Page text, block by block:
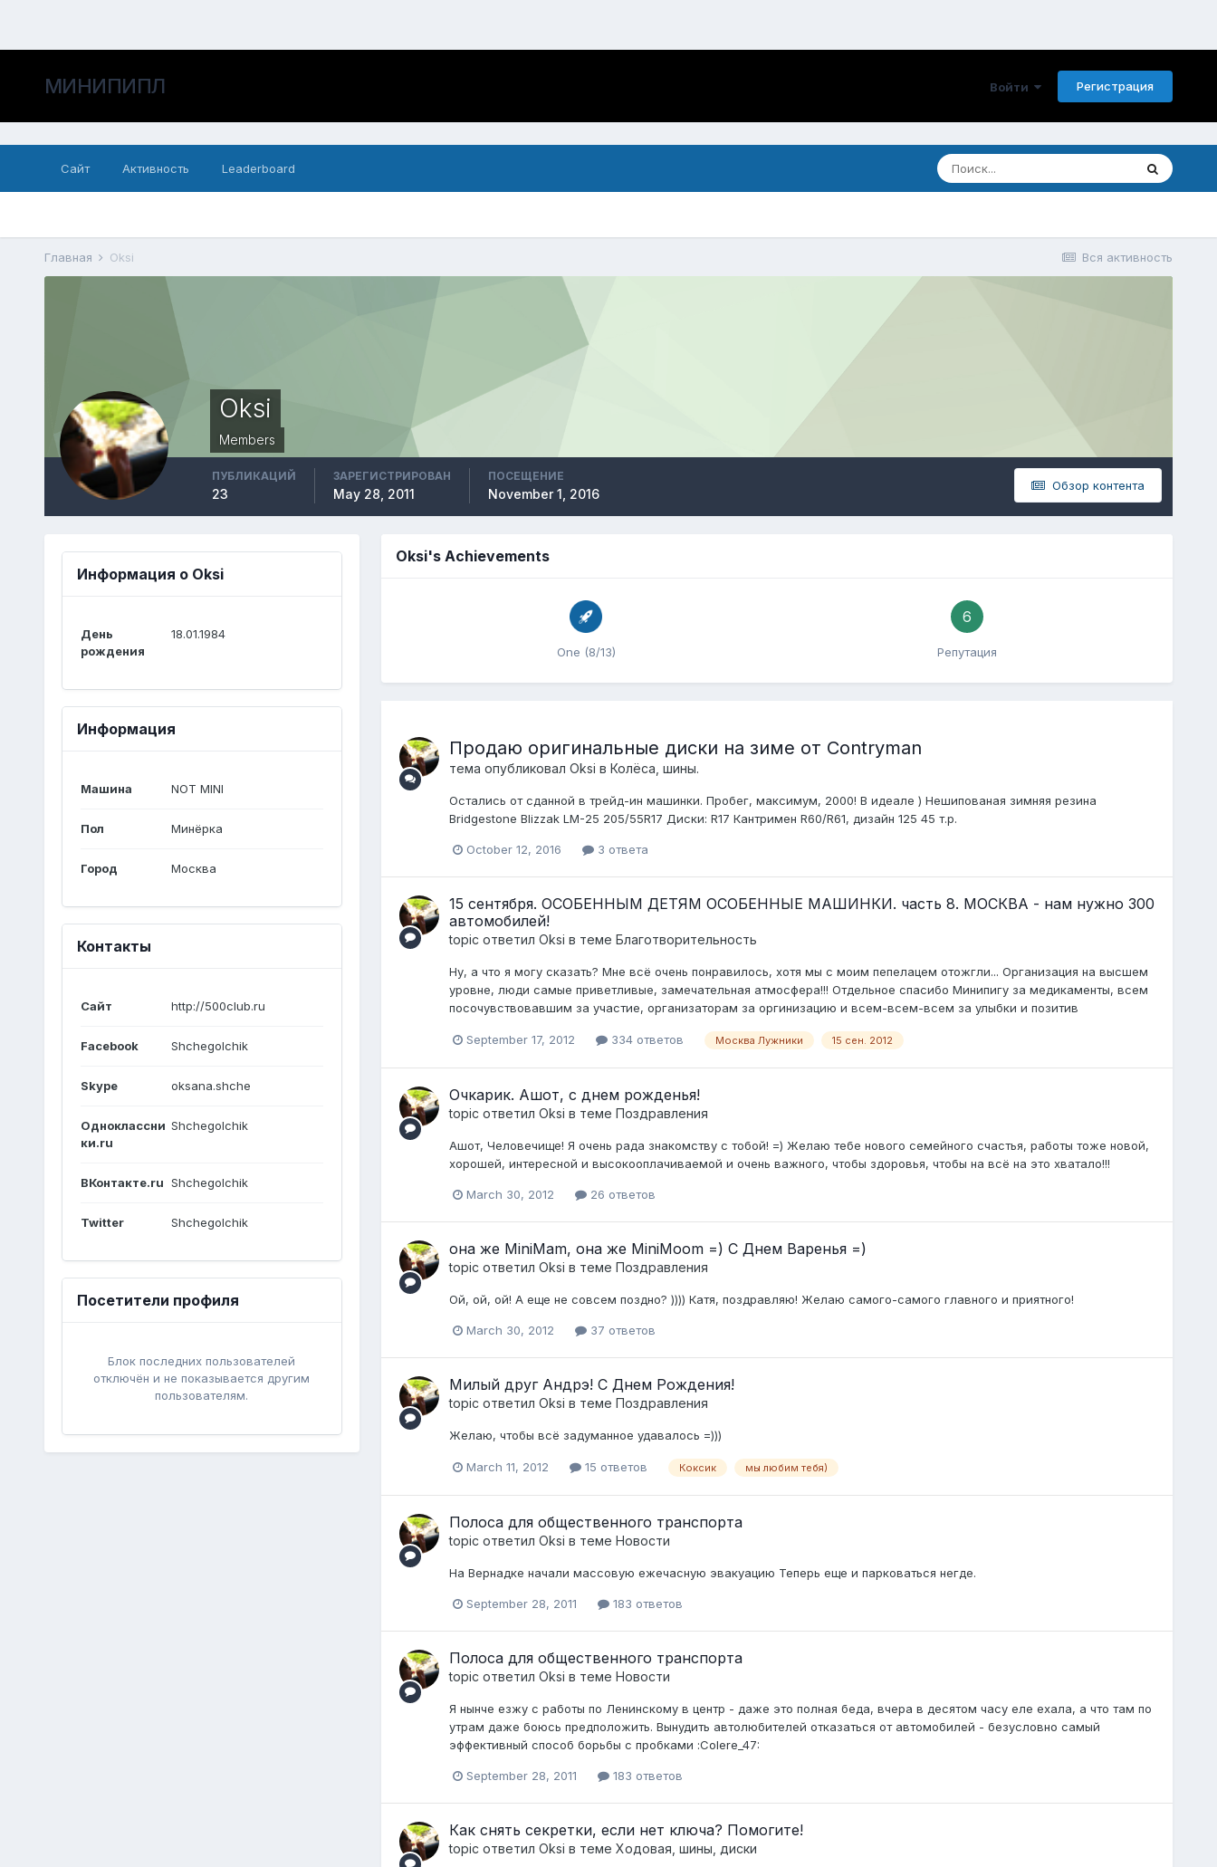
МИНИПИПЛ Войти Регистрация
Сайт Активность Leaderboard
Вся активность
Главная Oksi
Oksi
Members
Обзор контента
ПУБЛИКАЦИЙ
23
ЗАРЕГИСТРИРОВАН
May 28, 2011
ПОСЕЩЕНИЕ
November 1, 2016
Информация о Oksi
День
рождения
18.01.1984
Информация
Машина NOT MINI
Пол Минёрка
Город Москва
Контакты
Сайт http://500club.ru
Facebook Shchegolchik
Skype oksana.shche
Одноклассни
ки.ru
Shchegolchik
ВКонтакте.ru Shchegolchik
Twitter Shchegolchik
Посетители профиля
Блок последних пользователей
отключён и не показывается другим
пользователям.
Oksi's Achievements
One (8/13)
6
Репутация
Продаю оригинальные диски на зиме от Contryman
тема опубликовал Oksi в Колёса, шины.
Остались от сданной в трейд-ин машинки. Пробег, максимум, 2000! В идеале ) Нешипованая зимняя резина
Bridgestone Blizzak LM-25 205/55R17 Диски: R17 Кантримен R60/R61, дизайн 125 45 т.р.
October 12, 2016 3 ответа
15 сентября. ОСОБЕННЫМ ДЕТЯМ ОСОБЕННЫЕ МАШИНКИ. часть 8. МОСКВА - нам нужно 300
автомобилей!
topic ответил Oksi в теме Благотворительность
Ну, а что я могу сказать? Мне всё очень понравилось, хотя мы с моим пепелацем отожгли... Организация на высшем
уровне, люди самые приветливые, замечательная атмосфера!!! Отдельное спасибо Минипигу за медикаменты, всем
посочувствовавшим за участие, организаторам за оргинизацию и всем-всем-всем за улыбки и позитив
September 17, 2012 334 ответов Москва Лужники 15 сен. 2012
Очкарик. Ашот, с днем рожденья!
topic ответил Oksi в теме Поздравления
Ашот, Человечище! Я очень рада знакомству с тобой! =) Желаю тебе нового семейного счастья, работы тоже новой,
хорошей, интересной и высокооплачиваемой и очень важного, чтобы здоровья, чтобы на всё на это хватало!!!
March 30, 2012 26 ответов
она же MiniMam, она же MiniMoom =) С Днем Варенья =)
topic ответил Oksi в теме Поздравления
Ой, ой, ой! А еще не совсем поздно? )))) Катя, поздравляю! Желаю самого-самого главного и приятного!
March 30, 2012 37 ответов
Милый друг Андрэ! С Днем Рождения!
topic ответил Oksi в теме Поздравления
Желаю, чтобы всё задуманное удавалось =)))
March 11, 2012 15 ответов Коксик мы любим тебя)
Полоса для общественного транспорта
topic ответил Oksi в теме Новости
На Вернадке начали массовую ежечасную эвакуацию Теперь еще и парковаться негде.
September 28, 2011 183 ответов
Полоса для общественного транспорта
topic ответил Oksi в теме Новости
Я нынче езжу с работы по Ленинскому в центр - даже это полная беда, вчера в десятом часу еле ехала, а что там по
утрам даже боюсь предположить. Вынудить автолюбителей отказаться от автомобилей - безусловно самый
эффективный способ борьбы с пробками :Colere_47:
September 28, 2011 183 ответов
Как снять секретки, если нет ключа? Помогите!
topic ответил Oksi в теме Ходовая, шины, диски